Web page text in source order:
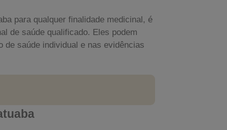
para qualquer finalidade medicinal, é
de saúde qualificado. Eles podem
de saúde individual e nas evidências